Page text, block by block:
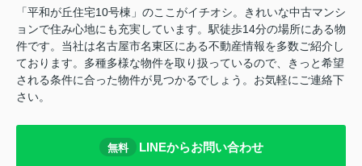
「平和が丘住宅10号棟」のここがイチオシ。きれいな中古マンシ
ョンで住み心地にも充実しています。駅徒歩14分の場所にある物
件です。当社は名古屋市名東区にある不動産情報を多数ご紹介し
ております。多種多様な物件を取り扱っているので、きっと希望
される条件に合った物件が見つかるでしょう。お気軽にご連絡下
さい。
無料 LINEからお問い合わせ